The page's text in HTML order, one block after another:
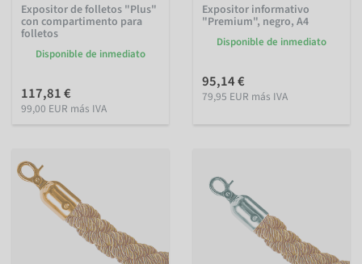
Expositor de folletos "Plus"
con compartimento para
folletos
Disponible de inmediato
117,81 €
99,00 EUR más IVA
Expositor informativo
"Premium", negro, A4
Disponible de inmediato
95,14 €
79,95 EUR más IVA